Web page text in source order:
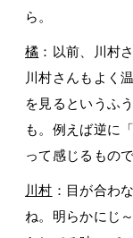
ら。
橘 ：以前、川村
川村さんもよく
を見るというふ
も。例えば逆に
って感じるもの
川村 ：目が合わ
ね。明らかにじ